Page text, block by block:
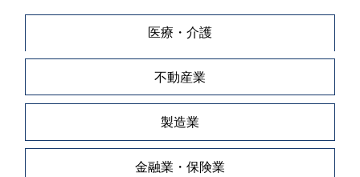
医療・介護
不動産業
製造業
金融業・保険業